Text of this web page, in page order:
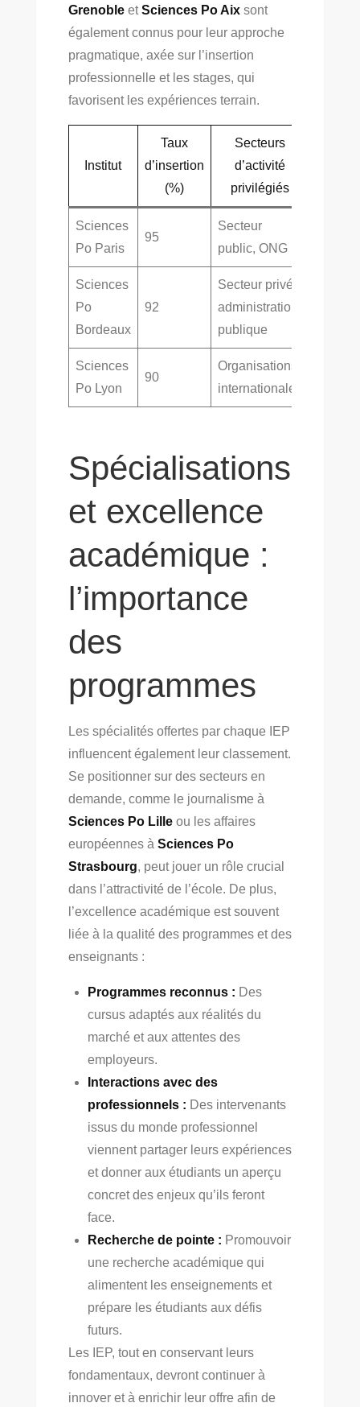
GrenobleetSciences Po Aixsont
également connus pour leur approche
pragmatique, axée sur l’insertion
professionnelle et les stages, qui
favorisent les expériences terrain.
Institut
Taux
d’insertion
(%)
Secteurs
d’activité
privilégiés
Sciences
Po Paris
95
Secteur
public, ONG
Sciences
Po
Bordeaux
92
Secteur privé,
administration
publique
Sciences
Po Lyon
90
Organisations
internationales
Spécialisations
et excellence
académique :
l’importance
des
programmes
Les spécialités offertes par chaque IEP
influencent également leur classement.
Se positionner sur des secteurs en
demande, comme le journalisme à
Sciences Po Lilleou les affaires
européennes à Sciences Po
Strasbourg, peut jouer un rôle crucial
dans l’attractivité de l’école. De plus,
l’excellence académique est souvent
liée à la qualité des programmes et des
enseignants :
Programmes reconnus : Des
cursus adaptés aux réalités du
marché et aux attentes des
employeurs.
Interactions avec des
professionnels : Des intervenants
issus du monde professionnel
viennent partager leurs expériences
et donner aux étudiants un aperçu
concret des enjeux qu’ils feront
face.
Recherche de pointe : Promouvoir
une recherche académique qui
alimentent les enseignements et
prépare les étudiants aux défis
futurs.
Les IEP, tout en conservant leurs
fondamentaux, devront continuer à
innover et à enrichir leur offre afin de